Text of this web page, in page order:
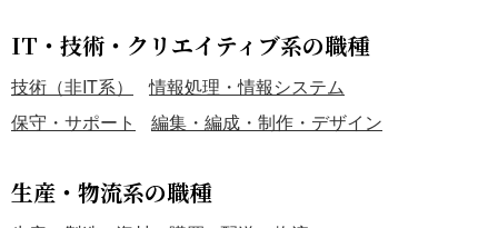
IT・技術・クリエイティブ系の職種
技術（非IT系）
情報処理・情報システム
保守・サポート
編集・編成・制作・デザイン
生産・物流系の職種